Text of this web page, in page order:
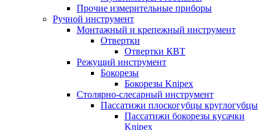
Прочие измерительные приборы
Ручной инструмент
Монтажный и крепежный инструмент
Отвертки
Отвертки КВТ
Режущий инструмент
Бокорезы
Бокорезы Knipex
Столярно-слесарный инструмент
Пассатижи плоскогубцы круглогубцы
Пассатижи бокорезы кусачки
Knipex